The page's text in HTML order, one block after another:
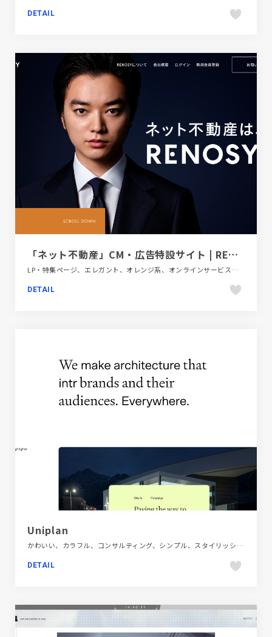
DETAIL
「ネット不動産」CM・広告特設サイト | RENOSY
LP・特集ページ、エレガント、オレンジ系、オンラインサービス、シンプル、スクロールエフェクト、スタイリッシュ、ブラック系 、ホワイト系、大きめ写真、金融・法律・人材・専門職
DETAIL
Uniplan
かわいい、カラフル、コンサルティング、シンプル、スタイリッシュ、ブランド・サービスサイト、ホワイト系、ポップ、モーション多め、手書き・ハンドメイド、海外サイト、金融・法律・人材・専門職
DETAIL